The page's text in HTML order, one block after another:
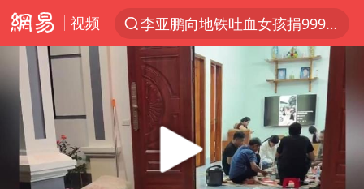
视频
李亚鹏向地铁吐血女孩捐99999元
服务提质，内需扩容有保障
官方通报传销头目出狱办书院
台风白海豚或在华东沿海登陆
逃犯看演唱会 刚出地铁就被逮住
因凡蒂诺首次公开道歉